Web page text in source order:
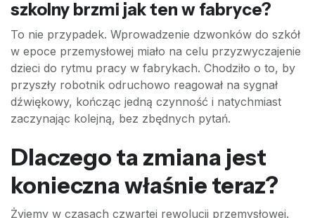
szkolny brzmi jak ten w fabryce?
To nie przypadek. Wprowadzenie dzwonków do szkół
w epoce przemysłowej miało na celu przyzwyczajenie
dzieci do rytmu pracy w fabrykach. Chodziło o to, by
przyszły robotnik odruchowo reagował na sygnał
dźwiękowy, kończąc jedną czynność i natychmiast
zaczynając kolejną, bez zbędnych pytań.
Dlaczego ta zmiana jest
konieczna właśnie teraz?
Żyjemy w czasach czwartej rewolucji przemysłowej.